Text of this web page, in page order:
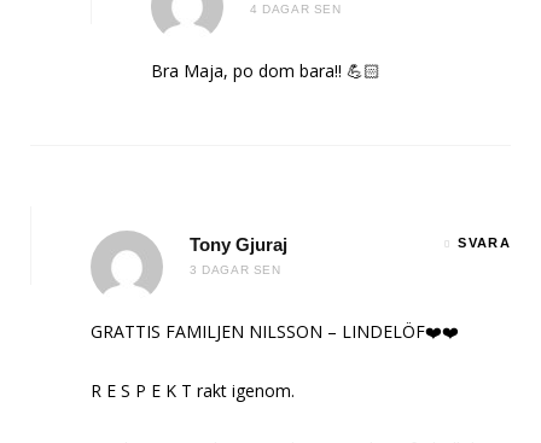
4 DAGAR SEN
Bra Maja, po dom bara!! 💪🏻
Tony Gjuraj
3 DAGAR SEN
SVARA
GRATTIS FAMILJEN NILSSON – LINDELÖF❤️❤️
R E S P E K T rakt igenom.